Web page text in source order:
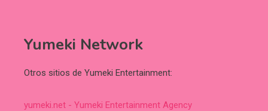
Yumeki Network
Otros sitios de Yumeki Entertainment:
yumeki.net - Yumeki Entertainment Agency